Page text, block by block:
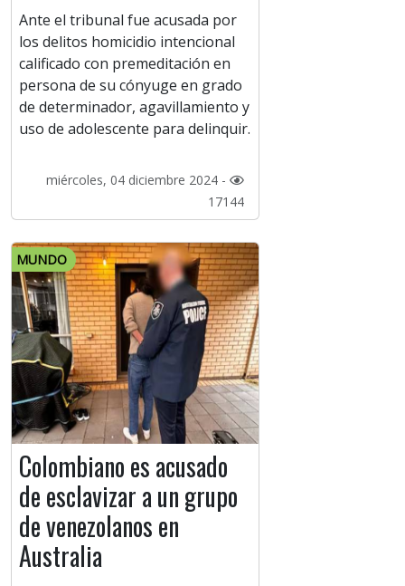
Ante el tribunal fue acusada por
los delitos homicidio intencional
calificado con premeditación en
persona de su cónyuge en grado
de determinador, agavillamiento y
uso de adolescente para delinquir.
miércoles, 04 diciembre 2024 -
17144
MUNDO
Colombiano es acusado
de esclavizar a un grupo
de venezolanos en
Australia